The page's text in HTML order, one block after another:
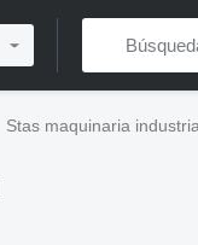
Stas maquinaria